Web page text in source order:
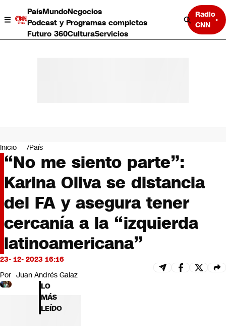
PaísMundoNegocios
Podcast y Programas completos
Futuro 360CulturaServicios
Radio
CNN
Negocios
Deportes
Programas completos
Cultura
Servicios
Bits
CNN tiempo
Futuro 360
Opinión
Inicio País
“No me siento parte”:
Karina Oliva se distancia
del FA y asegura tener
cercanía a la “izquierda
latinoamericana”
23- 12- 2023 16:16
Por Juan Andrés Galaz
LO
MÁS
LEÍDO